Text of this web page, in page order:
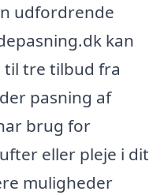
udfordrende
kan
tre tilbud fra
pasning af
brug for
eller pleje i dit
muligheder